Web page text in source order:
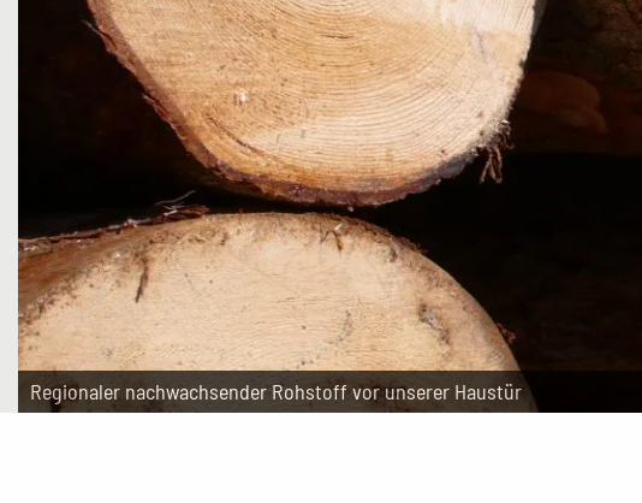
Regionaler nachwachsender Rohstoff vor unserer Haustür